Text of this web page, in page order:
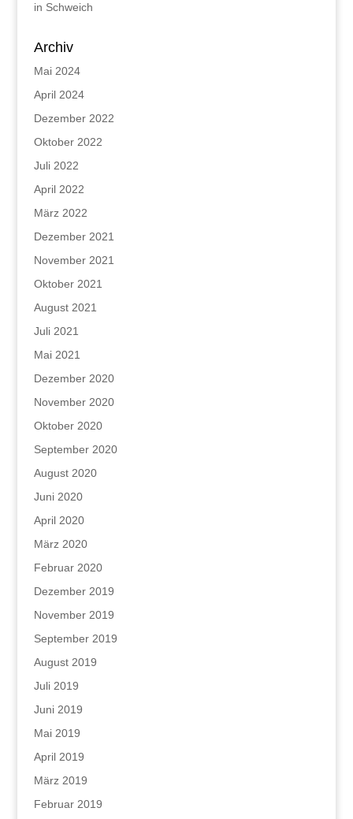
in Schweich
Archiv
Mai 2024
April 2024
Dezember 2022
Oktober 2022
Juli 2022
April 2022
März 2022
Dezember 2021
November 2021
Oktober 2021
August 2021
Juli 2021
Mai 2021
Dezember 2020
November 2020
Oktober 2020
September 2020
August 2020
Juni 2020
April 2020
März 2020
Februar 2020
Dezember 2019
November 2019
September 2019
August 2019
Juli 2019
Juni 2019
Mai 2019
April 2019
März 2019
Februar 2019